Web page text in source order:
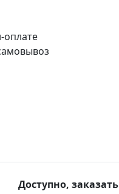
оплате
Доступно, заказать